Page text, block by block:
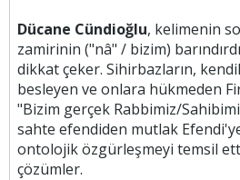
Dücane Cündioğlu, kelimenin
zamirinin ("nâ" / bizim)
dikkat çeker. Sihirbazların,
besleyen ve onlara hükmeden
"Bizim gerçek Rabbimiz/
sahte efendiden mutlak
ontolojik özgürleşmeyi temsil
çözümler.